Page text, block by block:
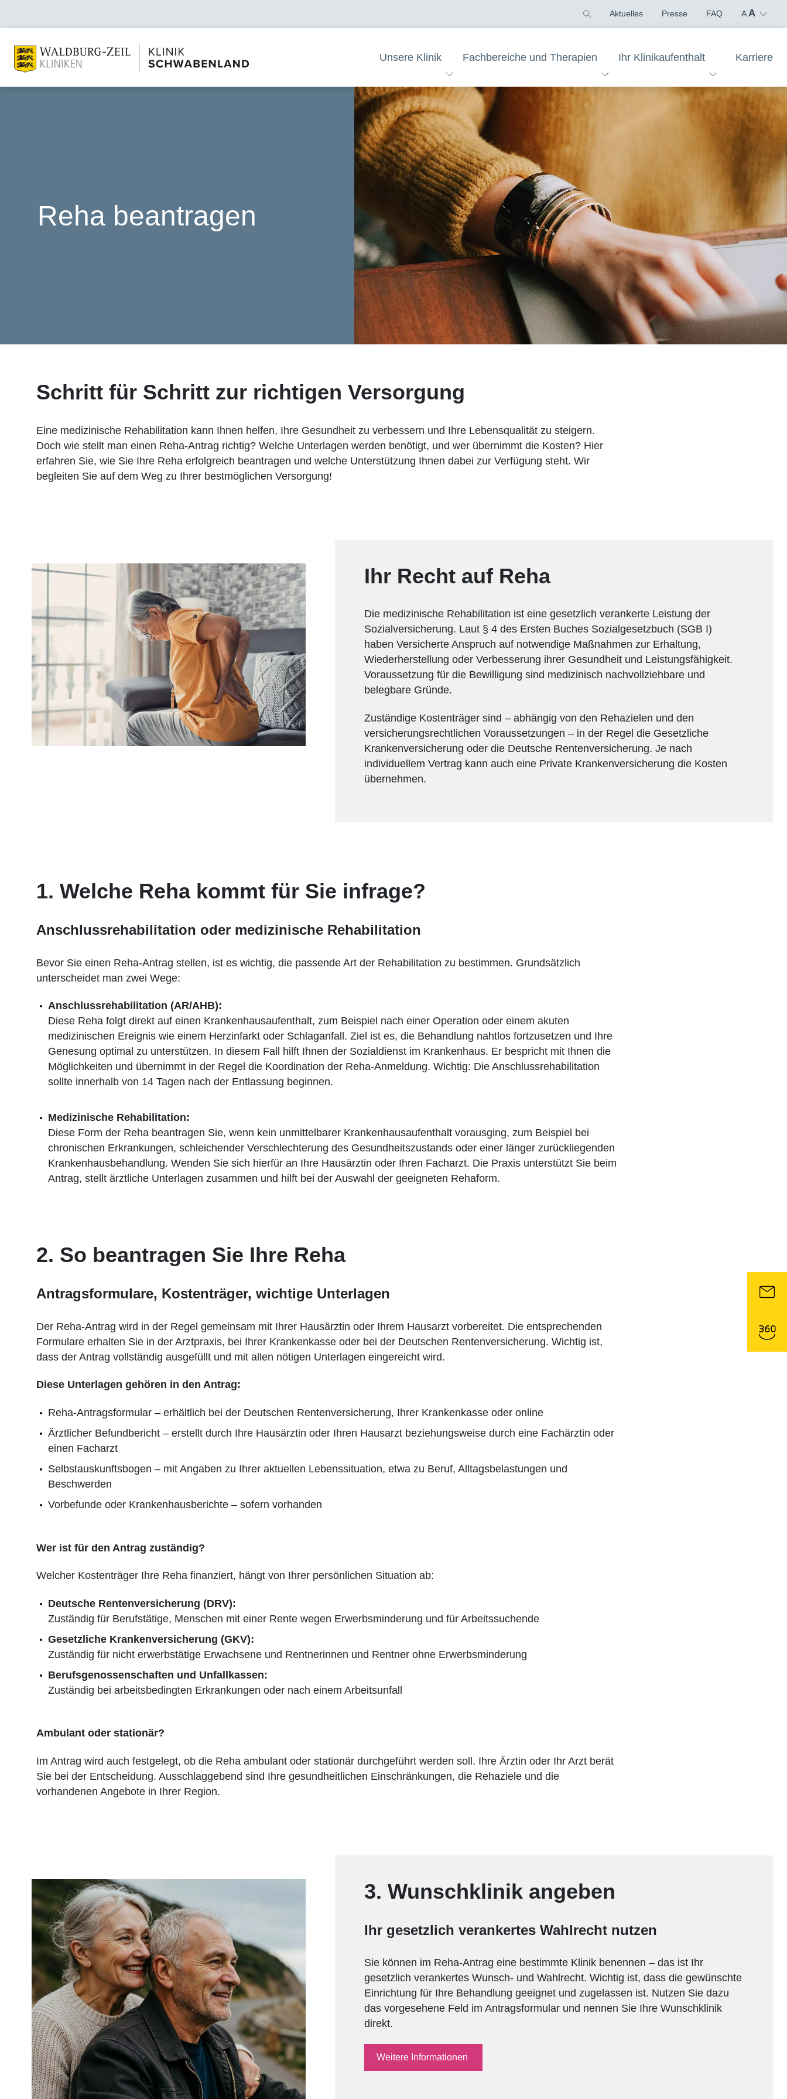
Aktuelles Presse FAQ A A
Unsere Klinik Fachbereiche und Therapien Ihr Klinikaufenthalt Karriere
Reha beantragen
Schritt für Schritt zur richtigen Versorgung
Eine medizinische Rehabilitation kann Ihnen helfen, Ihre Gesundheit zu verbessern und Ihre Lebensqualität zu steigern.
Doch wie stellt man einen Reha-Antrag richtig? Welche Unterlagen werden benötigt, und wer übernimmt die Kosten? Hier
erfahren Sie, wie Sie Ihre Reha erfolgreich beantragen und welche Unterstützung Ihnen dabei zur Verfügung steht. Wir
begleiten Sie auf dem Weg zu Ihrer bestmöglichen Versorgung!
Ihr Recht auf Reha
Die medizinische Rehabilitation ist eine gesetzlich verankerte Leistung der
Sozialversicherung. Laut § 4 des Ersten Buches Sozialgesetzbuch (SGB I)
haben Versicherte Anspruch auf notwendige Maßnahmen zur Erhaltung,
Wiederherstellung oder Verbesserung ihrer Gesundheit und Leistungsfähigkeit.
Voraussetzung für die Bewilligung sind medizinisch nachvollziehbare und
belegbare Gründe.
Zuständige Kostenträger sind – abhängig von den Rehazielen und den
versicherungsrechtlichen Voraussetzungen – in der Regel die Gesetzliche
Krankenversicherung oder die Deutsche Rentenversicherung. Je nach
individuellem Vertrag kann auch eine Private Krankenversicherung die Kosten
übernehmen.
1. Welche Reha kommt für Sie infrage?
Anschlussrehabilitation oder medizinische Rehabilitation
Bevor Sie einen Reha-Antrag stellen, ist es wichtig, die passende Art der Rehabilitation zu bestimmen. Grundsätzlich
unterscheidet man zwei Wege:
Anschlussrehabilitation (AR/AHB):
Diese Reha folgt direkt auf einen Krankenhausaufenthalt, zum Beispiel nach einer Operation oder einem akuten
medizinischen Ereignis wie einem Herzinfarkt oder Schlaganfall. Ziel ist es, die Behandlung nahtlos fortzusetzen und Ihre
Genesung optimal zu unterstützen. In diesem Fall hilft Ihnen der Sozialdienst im Krankenhaus. Er bespricht mit Ihnen die
Möglichkeiten und übernimmt in der Regel die Koordination der Reha-Anmeldung. Wichtig: Die Anschlussrehabilitation
sollte innerhalb von 14 Tagen nach der Entlassung beginnen.
Medizinische Rehabilitation:
Diese Form der Reha beantragen Sie, wenn kein unmittelbarer Krankenhausaufenthalt vorausging, zum Beispiel bei
chronischen Erkrankungen, schleichender Verschlechterung des Gesundheitszustands oder einer länger zurückliegenden
Krankenhausbehandlung. Wenden Sie sich hierfür an Ihre Hausärztin oder Ihren Facharzt. Die Praxis unterstützt Sie beim
Antrag, stellt ärztliche Unterlagen zusammen und hilft bei der Auswahl der geeigneten Rehaform.
2. So beantragen Sie Ihre Reha
Antragsformulare, Kostenträger, wichtige Unterlagen
Der Reha-Antrag wird in der Regel gemeinsam mit Ihrer Hausärztin oder Ihrem Hausarzt vorbereitet. Die entsprechenden
Formulare erhalten Sie in der Arztpraxis, bei Ihrer Krankenkasse oder bei der Deutschen Rentenversicherung. Wichtig ist,
dass der Antrag vollständig ausgefüllt und mit allen nötigen Unterlagen eingereicht wird.
Diese Unterlagen gehören in den Antrag:
Reha-Antragsformular – erhältlich bei der Deutschen Rentenversicherung, Ihrer Krankenkasse oder online
Ärztlicher Befundbericht – erstellt durch Ihre Hausärztin oder Ihren Hausarzt beziehungsweise durch eine Fachärztin oder
einen Facharzt
Selbstauskunftsbogen – mit Angaben zu Ihrer aktuellen Lebenssituation, etwa zu Beruf, Alltagsbelastungen und
Beschwerden
Vorbefunde oder Krankenhausberichte – sofern vorhanden
Wer ist für den Antrag zuständig?
Welcher Kostenträger Ihre Reha finanziert, hängt von Ihrer persönlichen Situation ab:
Deutsche Rentenversicherung (DRV):
Zuständig für Berufstätige, Menschen mit einer Rente wegen Erwerbsminderung und für Arbeitssuchende
Gesetzliche Krankenversicherung (GKV):
Zuständig für nicht erwerbstätige Erwachsene und Rentnerinnen und Rentner ohne Erwerbsminderung
Berufsgenossenschaften und Unfallkassen:
Zuständig bei arbeitsbedingten Erkrankungen oder nach einem Arbeitsunfall
Ambulant oder stationär?
Im Antrag wird auch festgelegt, ob die Reha ambulant oder stationär durchgeführt werden soll. Ihre Ärztin oder Ihr Arzt berät
Sie bei der Entscheidung. Ausschlaggebend sind Ihre gesundheitlichen Einschränkungen, die Rehaziele und die
vorhandenen Angebote in Ihrer Region.
3. Wunschklinik angeben
Ihr gesetzlich verankertes Wahlrecht nutzen
Sie können im Reha-Antrag eine bestimmte Klinik benennen – das ist Ihr
gesetzlich verankertes Wunsch- und Wahlrecht. Wichtig ist, dass die gewünschte
Einrichtung für Ihre Behandlung geeignet und zugelassen ist. Nutzen Sie dazu
das vorgesehene Feld im Antragsformular und nennen Sie Ihre Wunschklinik
direkt.
Weitere Informationen